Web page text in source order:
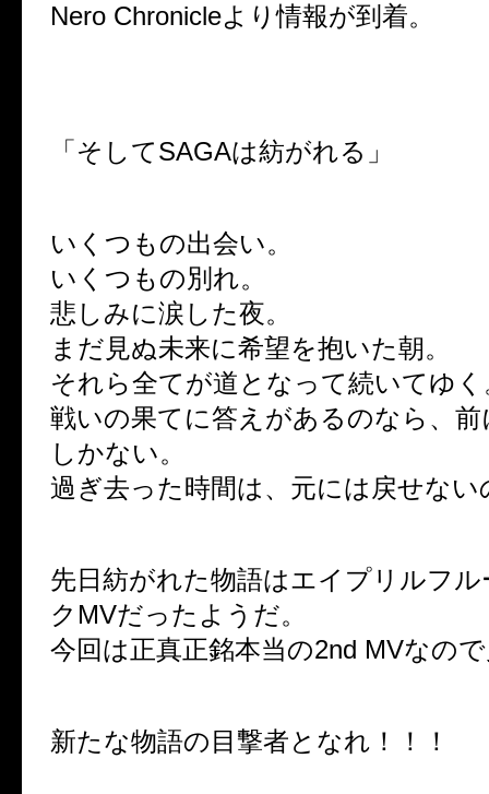
Nero Chronicleより情報が到着。
「そしてSAGAは紡がれる」
いくつもの出会い。
いくつもの別れ。
悲しみに涙した夜。
まだ見ぬ未来に希望を抱いた朝。
それら全てが道となって続いてゆく
戦いの果てに答えがあるのなら、
しかない。
過ぎ去った時間は、元には戻せな
先日紡がれた物語はエイプリルフ
クMVだったようだ。
今回は正真正銘本当の2nd MVなの
新たな物語の目撃者となれ！！！